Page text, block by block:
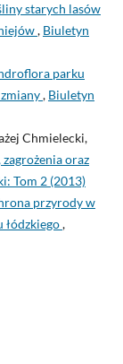
starych lasów
, Biuletyn
parku
, Biuletyn
Chmielecki,
oraz
Tom 2 (2013)
przyrody w
łódzkiego,